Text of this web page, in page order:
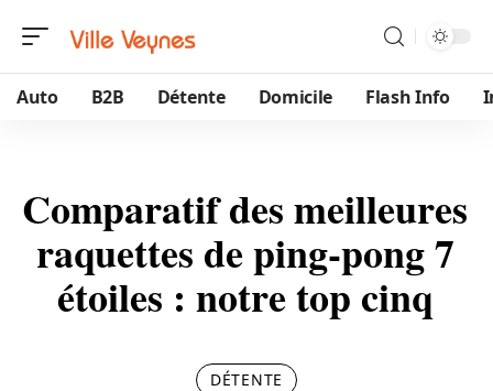
Auto B2B Détente Domicile Flash Info
Comparatif des meilleures
raquettes de ping-pong 7
étoiles : notre top cinq
DÉTENTE